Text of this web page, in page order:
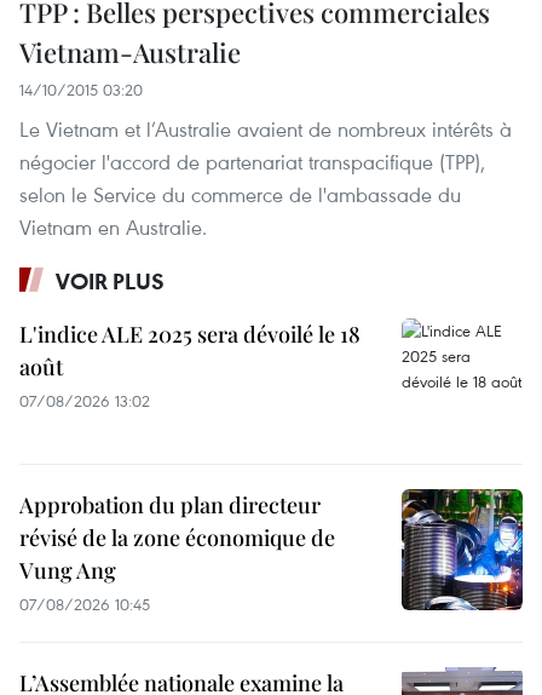
TPP : Belles perspectives commerciales
Vietnam-Australie
14/10/2015 03:20
Le Vietnam et l’Australie avaient de nombreux intérêts à
négocier l'accord de partenariat transpacifique (TPP),
selon le Service du commerce de l'ambassade du
Vietnam en Australie.
VOIR PLUS
L'indice ALE 2025 sera dévoilé le 18
août
07/08/2026 13:02
Approbation du plan directeur
révisé de la zone économique de
Vung Ang
07/08/2026 10:45
L’Assemblée nationale examine la